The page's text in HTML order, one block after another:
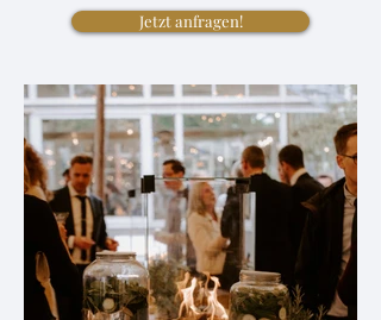
Jetzt anfragen!